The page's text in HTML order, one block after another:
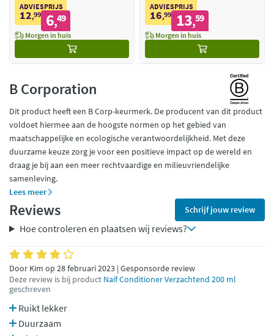
ADVIESPRIJS
12,99 6,49
Morgen in huis
ADVIESPRIJS
16,99 13,59
Morgen in huis
B Corporation
Dit product heeft een B Corp-keurmerk. De producent van dit product
voldoet hiermee aan de hoogste normen op het gebied van
maatschappelijke en ecologische verantwoordelijkheid. Met deze
duurzame keuze zorg je voor een positieve impact op de wereld en
draag je bij aan een meer rechtvaardige en milieuvriendelijke
samenleving.
Lees meer
Reviews Schrijf jouw review
Hoe controleren en plaatsen wij reviews?
Door Kim op 28 februari 2023 | Gesponsorde review
Deze review is bij product Naif Conditioner Verzachtend 200 ml
geschreven
Ruikt lekker
Duurzaam